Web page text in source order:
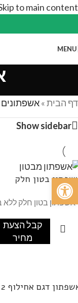
to main content
MENU
דף הבית»אשפתונים
Show sidebar
בטון חלק
אשפתון בטון חלק ללא
קבל הצעת
מחיר
דגם אחילוף 2
פתח סרגל נגישות